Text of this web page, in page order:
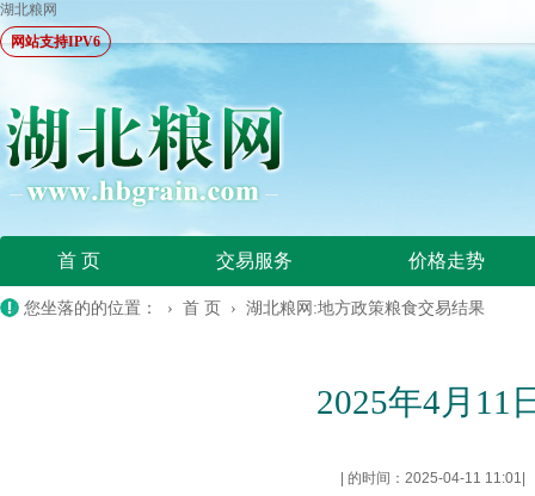
湖北粮网
网站支持IPV6
首 页 交易服务 价格走势
您坐落的的位置： › 首 页 › 湖北粮网:地方政策粮食交易结果
2025年4月11
的时间：2025-04-11 11:01